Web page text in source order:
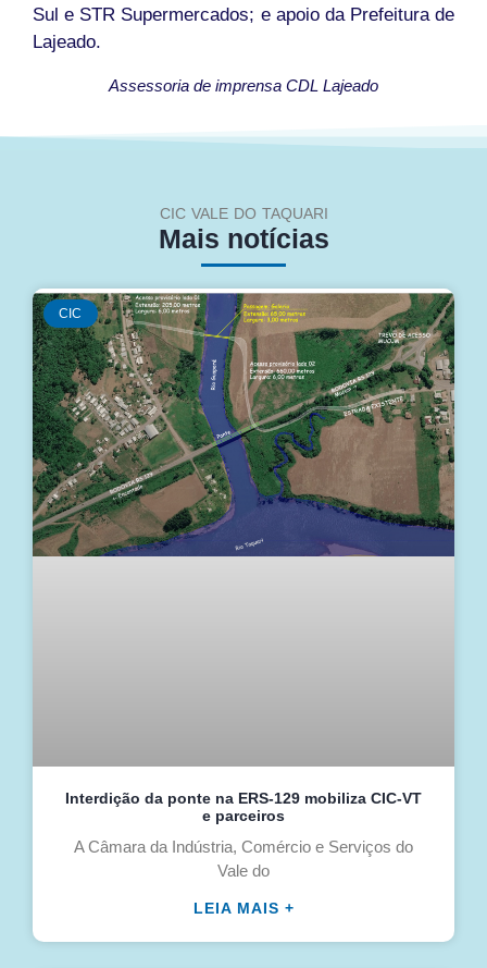
Sul e STR Supermercados; e apoio da Prefeitura de
Lajeado.
Assessoria de imprensa CDL Lajeado
CIC VALE DO TAQUARI
Mais notícias
CIC
Interdição da ponte na ERS-129 mobiliza CIC-VT
e parceiros
A Câmara da Indústria, Comércio e Serviços do
Vale do
LEIA MAIS +